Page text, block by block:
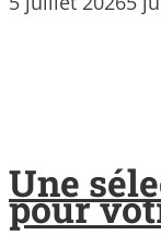
Une
pour